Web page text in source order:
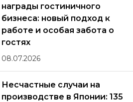
награды гостиничного
бизнеса: новый подход к
работе и особая забота о
гостях
08.07.2026
Несчастные случаи на
производстве в Японии: 135